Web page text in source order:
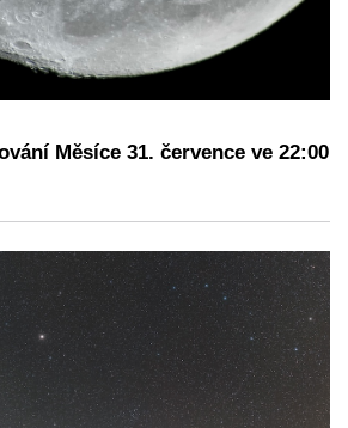
Měsíce 31. července ve 22:00